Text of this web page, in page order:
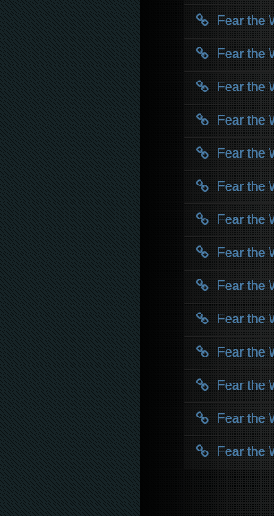
Fear the
Fear the
Fear the
Fear the
Fear the
Fear the
Fear the
Fear the
Fear the
Fear the
Fear the
Fear the
Fear the
Fear the